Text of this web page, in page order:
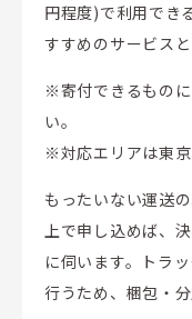
円程度)で利用でき
すすめのサービスと
※寄付できるもの
い。
※対応エリアは東京
もったいない運送
上で申し込めば、
に伺います。トラ
行うため、梱包・